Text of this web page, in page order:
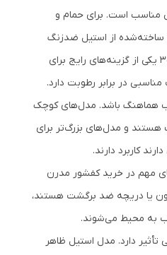
مناسب است. برای حمام و
از استیل ضدزنگ
عملکرد بهتری دارند. استیل 304 یکی از گزینه‌های رایج برای
در برابر رطوبت دارد.
هماهنگ باشد. مدل‌های کوچک
و مدل‌های بزرگ‌تر برای
کاربرد دارند.
مهم در خرید کفشور مدرن
یا دریچه ضد برگشت هستند،
به محیط می‌شوند.
تأثیر دارد. مدل استیل ظاهر